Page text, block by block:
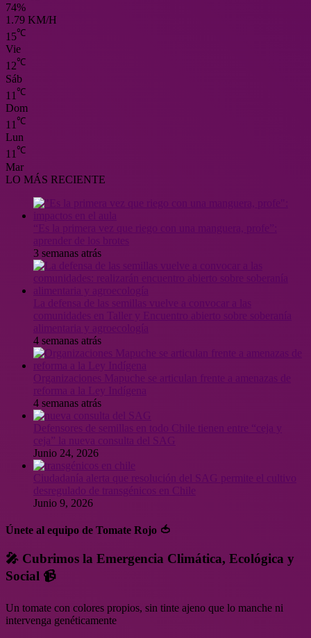
74%
1.79 KM/H
15℃
Vie
12℃
Sáb
11 ℃
Dom
11 ℃
Lun
11℃
Mar
LO MÁS RECIENTE
3 semanas atrás
4 semanas atrás
Organizaciones Mapuche se articulan frente a amenazas de
4 semanas atrás
Junio 24, 2026
Ciudadanía alerta que resolución del SAG permite el cultivo
desregulado de transgénicos en Chile
Junio 9, 2026
Únete al equipo de Tomate Rojo 🍅
🎤 Cubrimos la Emergencia Climática, Ecológica y
Social 📹
Un tomate con colores propios, sin tinte ajeno que lo manche ni
intervenga genéticamente